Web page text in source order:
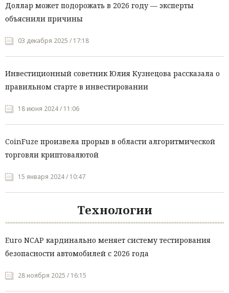
Доллар может подорожать в 2026 году — эксперты
объяснили причины
03 декабря 2025 / 17:18
Инвестиционный советник Юлия Кузнецова рассказала о
правильном старте в инвестировании
18 июня 2024 / 11:06
CoinFuze произвела прорыв в области алгоритмической
торговли криптовалютой
15 января 2024 / 10:47
Технологии
Euro NCAP кардинально меняет систему тестирования
безопасности автомобилей с 2026 года
28 ноября 2025 / 16:15